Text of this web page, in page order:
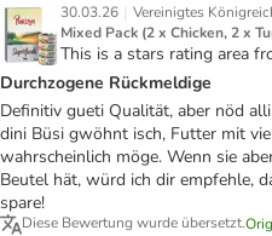
30.03.26 | Vereinigtes
Mixed Pack (2 x Chicken, 2 x
This is a stars rating area
Durchzogene Rückmeldige
Definitiv gueti Qualität, aber nöd
dini Büsi gwöhnt isch, Futter mit
wahrscheinlich möge. Wenn sie
Beutel hät, würd ich dir empfehle,
spare!
Diese Bewertung wurde übersetzt.